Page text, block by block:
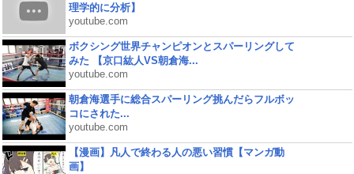
理学的に分析】
youtube.com
ボクシング世界チャンピオンとスパーリングして
みた 【京口紘人VS朝倉海...
youtube.com
朝倉海選手に総合スパーリング挑んだらフルボッ
コにされた...
youtube.com
【漫画】凡人で終わる人の悪い習慣【マンガ動
画】